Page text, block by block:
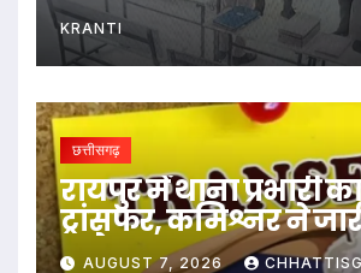
KRANTI
छत्तीसगढ़
रायपुर में थाना प्रभारी
ट्रांसफर, कमिश्नर ने
आदेश
AUGUST 7, 2026